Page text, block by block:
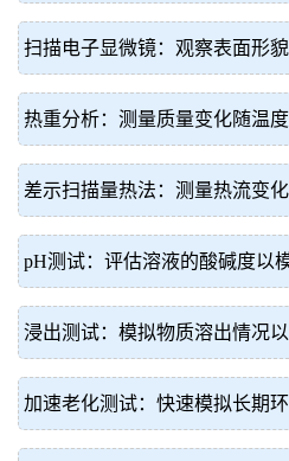
扫描电子显微镜：观察表面形貌
热重分析：测量质量变化随温度
差示扫描量热法：测量热流变化
pH测试：评估溶液的酸碱度以
浸出测试：模拟物质溶出情况以
加速老化测试：快速模拟长期